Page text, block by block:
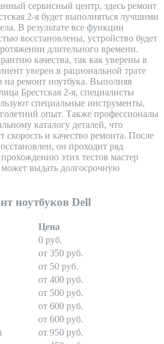
сервисный центр, здесь ремонт
2-я будет выполняться лучшими
В результате все функции
восстановлены, устройство будет
длительного времени.
качества, так как уверены в
уверен в рациональной трате
на ремонт ноутбука. Выполняя
Брестская 2-я, специалисты
специальные инструменты,
опыт. Также профессионалы
каталогу деталей, что
скорость и качество ремонта. После
он проходит ряд
этих тестов мастер
может выдать долгосрочную
ноутбуков Dell
Цена
0 руб.
от 350 руб.
от 50 руб.
от 400 руб.
от 500 руб.
от 600 руб.
от 600 руб.
от 950 руб.